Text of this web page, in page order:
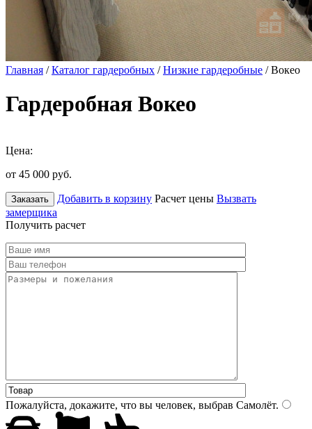
Главная /Каталог гардеробных /Низкие гардеробные / Вокео
Гардеробная Вокео
Цена:
от 45 000 руб.
Заказать Добавить в корзину Расчет цены Вызвать
замерщика
Получить расчет
Пожалуйста, докажите, что вы человек, выбрав Самолёт.